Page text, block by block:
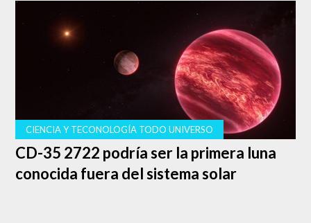
segundos antes de que acabara el encuentro. Resulta que
el receptor de los
Steelers,
Antonio Brown, iba camino a
atrapar el balón que pondría a su equipo de nuevo en el
juego, sin embargo, Burfict decidió correr a toda
velocidad e impactó su casco contra el lado izquierdo de
la cabeza de Brown; el resultado: una fuerte contusión
que dejó a este último tendido y sin conocimiento por
varios segundos en el emparrillado.
CIENCIA Y TECONOLOGÍA TODO UNIVERSO
CD-35 2722 podría ser la primera luna
conocida fuera del sistema solar